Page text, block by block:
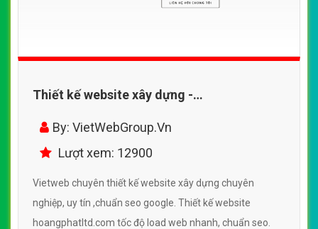
Thiết kế website xây dựng -
hoangphatltd.com đẹp SEO nhanh hiệu quả
By: VietWebGroup.Vn
Lượt xem: 12900
Vietweb chuyên thiết kế website xây dựng chuyên
nghiệp, uy tín ,chuẩn seo google. Thiết kế website
hoangphatltd.com tốc độ load web nhanh, chuẩn seo.